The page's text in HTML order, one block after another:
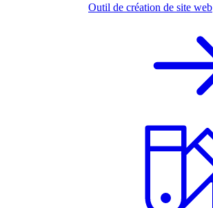
Outil de création de site web